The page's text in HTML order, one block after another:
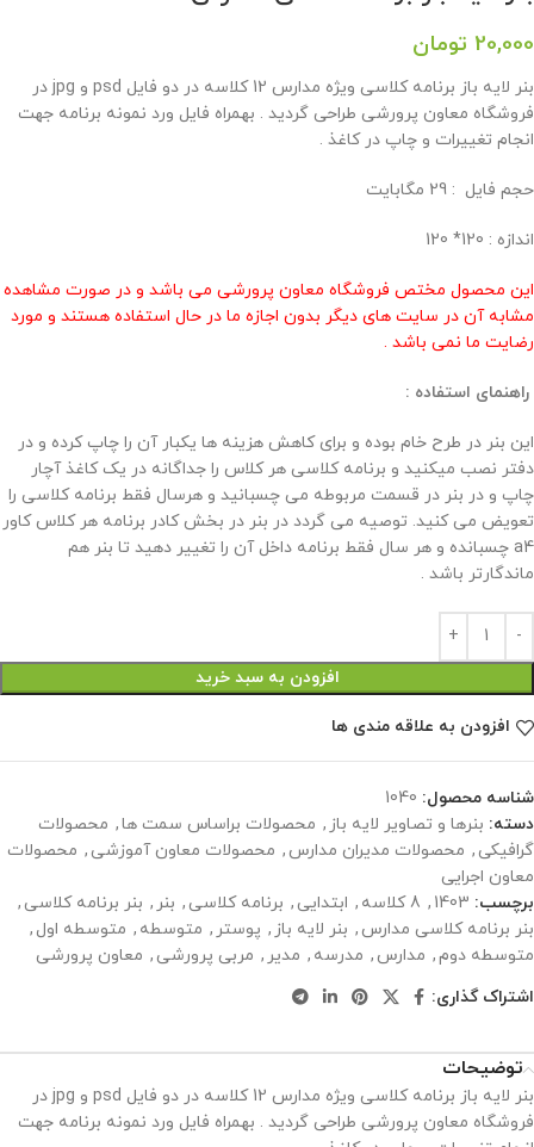
20,000 تومان
بنر لایه باز برنامه کلاسی ویژه مدارس 12 کلاسه در دو فایل psd و jpg در
فروشگاه معاون پرورشی طراحی گردید . بهمراه فایل ورد نمونه برنامه جهت
انجام تغییرات و چاپ در کاغذ .
حجم فايل : 29 مگابايت
اندازه : 120* 120
این محصول مختص فروشگاه معاون پرورشی می باشد و در صورت مشاهده
مشابه آن در سایت های دیگر بدون اجازه ما در حال استفاده هستند و مورد
رضایت ما نمی باشد .
راهنمای استفاده :
این بنر در طرح خام بوده و برای کاهش هزینه ها یکبار آن را چاپ کرده و در
دفتر نصب میکنید و برنامه کلاسی هر کلاس را جداگانه در یک کاغذ آچار
چاپ و در بنر در قسمت مربوطه می چسبانید و هرسال فقط برنامه کلاسی را
تعویض می کنید. توصیه می گردد در بنر در بخش کادر برنامه هر کلاس کاور
a4 چسبانده و هر سال فقط برنامه داخل آن را تغییر دهید تا بنر هم
ماندگارتر باشد .
افزودن به سبد خرید
افزودن به علاقه مندی ها
شناسه محصول: 1040
دسته: بنرها و تصاویر لایه باز , محصولات براساس سمت ها, محصولات
گرافیکی , محصولات مدیران مدارس , محصولات معاون آموزشی , محصولات
معاون اجرایی
برچسب: 1403
, 8 کلاسه , ابتدایی , برنامه کلاسی , بنر , بنر برنامه کلاسی ,
بنر برنامه کلاسی مدارس , بنر لایه باز , پوستر , متوسطه , متوسطه اول ,
متوسطه دوم, مدارس , مدرسه , مدیر , مربی پرورشی , معاون پرورشی
اشتراک گذاری:
توضیحات
بنر لایه باز برنامه کلاسی ویژه مدارس 12 کلاسه در دو فایل psd و jpg در
فروشگاه معاون پرورشی طراحی گردید . بهمراه فایل ورد نمونه برنامه جهت